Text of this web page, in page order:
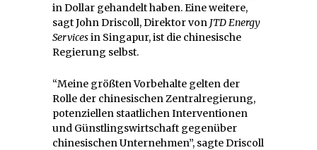
in Dollar gehandelt haben. Eine weitere,
sagt John Driscoll, Direktor von JTD Energy
Servicesin Singapur, ist die chinesische
Regierung selbst.
“Meine größten Vorbehalte gelten der
Rolle der chinesischen Zentralregierung,
potenziellen staatlichen Interventionen
und Günstlingswirtschaft gegenüber
chinesischen Unternehmen”, sagte Driscoll